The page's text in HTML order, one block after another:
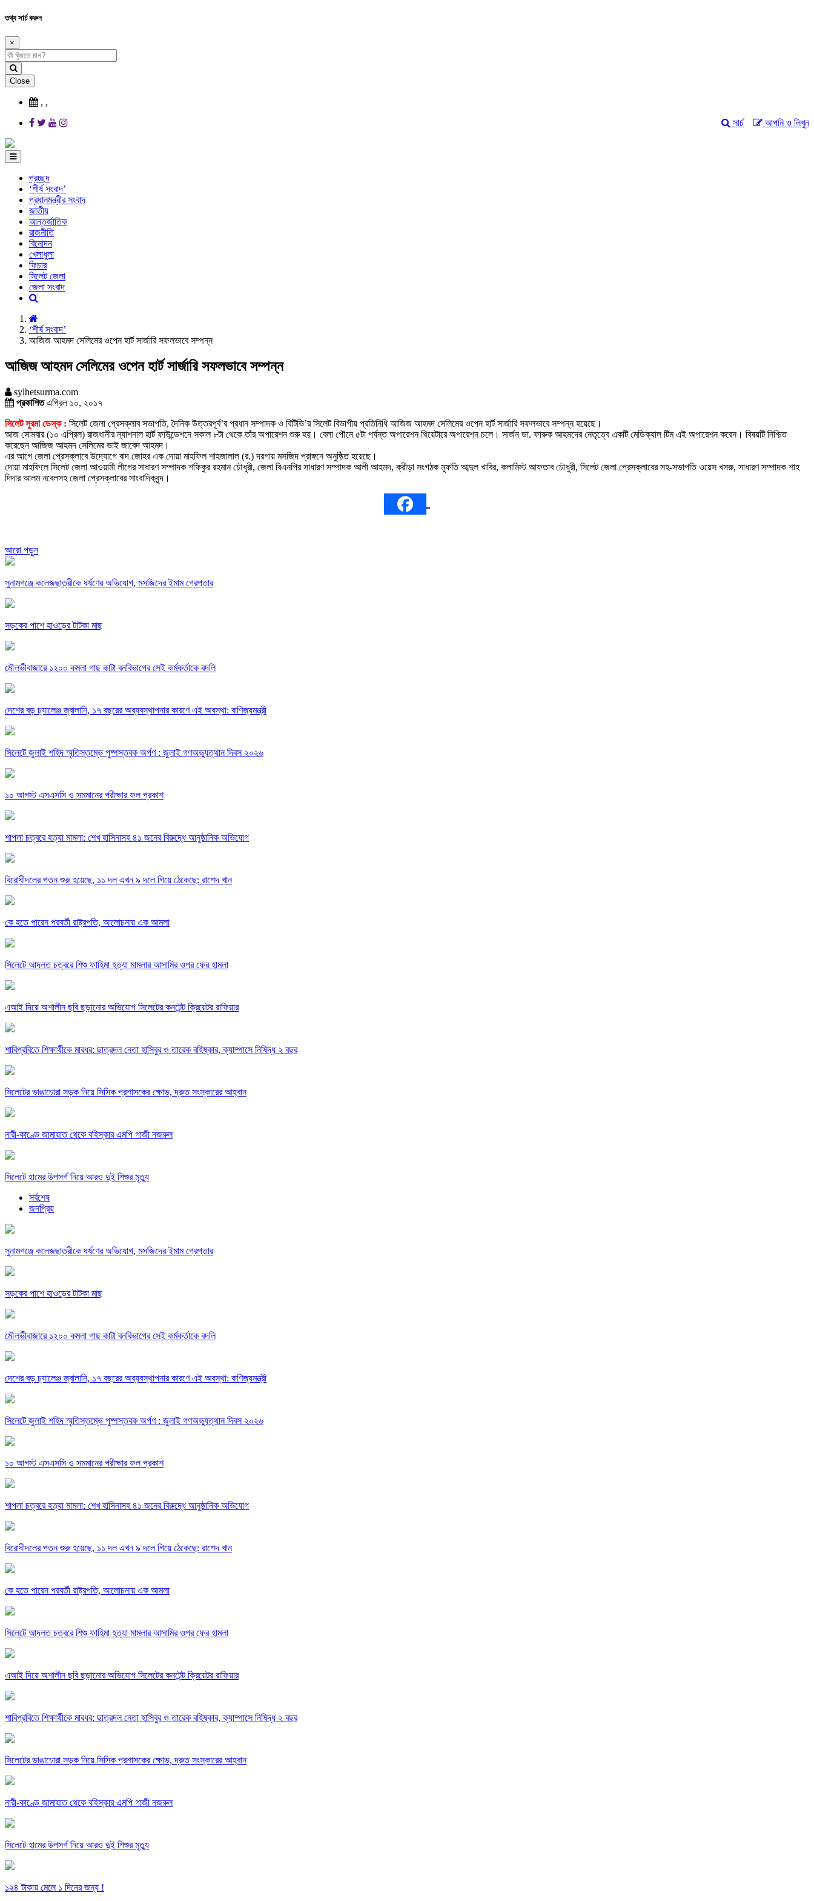
তথ্য সার্চ করুন
×
Close
, ,
আপনি ও লিখুন
সার্চ
প্রচ্ছদ
‘শীর্ষ সংবাদ’
প্রধানমন্ত্রীর সংবাদ
জাতীয়
আন্তর্জাতিক
রাজনীতি
বিনোদন
খেলাধুলা
ফিচার
সিলেট জেলা
জেলা সংবাদ
‘শীর্ষ সংবাদ’
আজিজ আহমদ সেলিমের ওপেন হার্ট সার্জারি সফলভাবে সম্পন্ন
আজিজ আহমদ সেলিমের ওপেন হার্ট সার্জারি সফলভাবে সম্পন্ন
sylhetsurma.com
প্রকাশিতএপ্রিল ১০, ২০১৭
সিলেট সুরমা ডেস্ক : সিলেট জেলা প্রেসক্লাব সভাপতি, দৈনিক উত্তরপূর্ব’র প্রধান সম্পাদক ও বিটিভি’র সিলেট বিভাগীয় প্রতিনিধি আজিজ আহমদ সেলিমের ওপেন হার্ট সার্জারি সফলভাবে সম্পন্ন হয়েছে।
আজ সোমবার (১০ এপ্রিল) রাজধানীর ন্যাশনাল হার্ট ফাউন্ডেশনে সকাল ৮টা থেকে তাঁর অপারেশন শুরু হয়। বেলা পৌনে ৫টা পর্যন্ত অপারেশন থিয়েটারে অপারেশন চলে। সার্জন ডা. ফারুক আহমদের নেতৃত্বে একটি মেডিক্যাল টিম এই অপারেশন করেন। বিষয়টি নিশ্চিত
করেছেন আজিজ আহমদ সেলিমের ভাই জাবেদ আহমদ।
এর আগে জেলা প্রেসক্লাবে উদ্যোগে বাদ জোহর এক দোয়া মাহফিল শাহজালাল (র.) দরগায় মসজিদ প্রাঙ্গনে অনুষ্ঠিত হয়েছে।
দোয়া মাহফিলে সিলেট জেলা আওয়ামী লীগের সাধারণ সম্পাদক শফিকুর রহমান চৌধুরী, জেলা বিএনপির সাধারণ সম্পাদক আলী আহমদ, ক্রীড়া সংগঠক মুফতি আব্দুল খাবির, কলামিস্ট আফতাব চৌধুরী, সিলেট জেলা প্রেসক্লাবের সহ-সভাপতি ওয়েস খসরু, সাধারণ সম্পাদক শাহ
দিদার আলম নবেলসহ জেলা প্রেসক্লাবের সাংবাদিকবৃন্দ।
আরো পড়ুন
সুনামগঞ্জে কলেজছাত্রীকে ধর্ষণের অভিযোগ, মসজিদের ইমাম গ্রেপ্তার
সড়কের পাশে হাওড়ের টাটকা মাছ
মৌলভীবাজারে ১২০০ কমলা গাছ কাটা বনবিভাগের সেই কর্মকর্তাকে বদলি
দেশের বড় চ্যালেঞ্জ জ্বালানি, ১৭ বছরের অব্যবস্থাপনার কারণে এই অবস্থা: বাণিজ্যমন্ত্রী
সিলেটে জুলাই শহিদ স্মৃতিস্তম্ভে পুষ্পস্তবক অর্পণ : জুলাই গণঅভ্যুত্থান দিবস ২০২৬
১০ আগস্ট এসএসসি ও সমমানের পরীক্ষার ফল প্রকাশ
শাপলা চত্বরে হত্যা মামলা: শেখ হাসিনাসহ ৪১ জনের বিরুদ্ধে আনুষ্ঠানিক অভিযোগ
বিরোধীদলের পতন শুরু হয়েছে, ১১ দল এখন ৯ দলে গিয়ে ঠেকেছে: রাশেদ খান
কে হতে পারেন পরবর্তী রাষ্ট্রপতি, আলোচনায় এক আমলা
সিলেটে আদলত চত্বরে শিশু ফাহিমা হত্যা মামলার আসামির ওপর ফের হামলা
এআই দিয়ে অশালীন ছবি ছড়ানোর অভিযোগ সিলেটের কনটেন্ট ক্রিয়েটর রাফিয়ার
শাবিপ্রবিতে শিক্ষার্থীকে মারধর: ছাত্রদল নেতা হাসিবুর ও তারেক বহিষ্কার, ক্যাম্পাসে নিষিদ্ধ ২ বছর
সিলেটের ভাঙাচোরা সড়ক নিয়ে সিসিক প্রশাসকের ক্ষোভ, দ্রুত সংস্কারের আহ্বান
নারী-কাণ্ডে জামায়াত থেকে বহিস্কার এমপি গাজী নজরুল
সিলেটে হামের উপসর্গ নিয়ে আরও দুই শিশুর মৃত্যু
সর্বশেষ
জনপ্রিয়
সুনামগঞ্জে কলেজছাত্রীকে ধর্ষণের অভিযোগ, মসজিদের ইমাম গ্রেপ্তার
সড়কের পাশে হাওড়ের টাটকা মাছ
মৌলভীবাজারে ১২০০ কমলা গাছ কাটা বনবিভাগের সেই কর্মকর্তাকে বদলি
দেশের বড় চ্যালেঞ্জ জ্বালানি, ১৭ বছরের অব্যবস্থাপনার কারণে এই অবস্থা: বাণিজ্যমন্ত্রী
সিলেটে জুলাই শহিদ স্মৃতিস্তম্ভে পুষ্পস্তবক অর্পণ : জুলাই গণঅভ্যুত্থান দিবস ২০২৬
১০ আগস্ট এসএসসি ও সমমানের পরীক্ষার ফল প্রকাশ
শাপলা চত্বরে হত্যা মামলা: শেখ হাসিনাসহ ৪১ জনের বিরুদ্ধে আনুষ্ঠানিক অভিযোগ
বিরোধীদলের পতন শুরু হয়েছে, ১১ দল এখন ৯ দলে গিয়ে ঠেকেছে: রাশেদ খান
কে হতে পারেন পরবর্তী রাষ্ট্রপতি, আলোচনায় এক আমলা
সিলেটে আদলত চত্বরে শিশু ফাহিমা হত্যা মামলার আসামির ওপর ফের হামলা
এআই দিয়ে অশালীন ছবি ছড়ানোর অভিযোগ সিলেটের কনটেন্ট ক্রিয়েটর রাফিয়ার
শাবিপ্রবিতে শিক্ষার্থীকে মারধর: ছাত্রদল নেতা হাসিবুর ও তারেক বহিষ্কার, ক্যাম্পাসে নিষিদ্ধ ২ বছর
সিলেটের ভাঙাচোরা সড়ক নিয়ে সিসিক প্রশাসকের ক্ষোভ, দ্রুত সংস্কারের আহ্বান
নারী-কাণ্ডে জামায়াত থেকে বহিস্কার এমপি গাজী নজরুল
সিলেটে হামের উপসর্গ নিয়ে আরও দুই শিশুর মৃত্যু
১২৪ টাকায় মেলে ১ দিনের জন্য !